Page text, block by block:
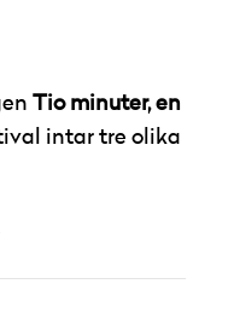
Tio minuter, en
intar tre olika